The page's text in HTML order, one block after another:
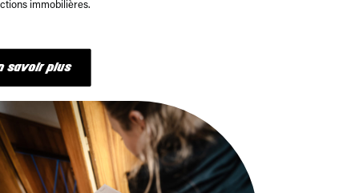
immobilières.
savoir plus